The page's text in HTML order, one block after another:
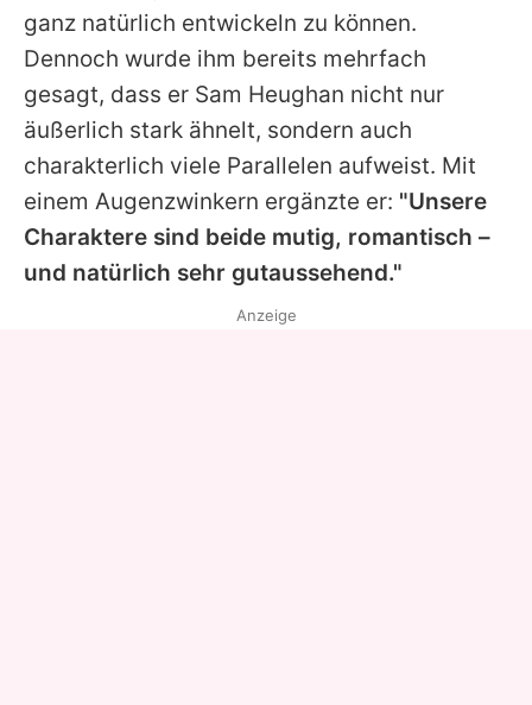
ganz natürlich entwickeln zu können.
Dennoch wurde ihm bereits mehrfach
gesagt, dass er Sam Heughan nicht nur
äußerlich stark ähnelt, sondern auch
charakterlich viele Parallelen aufweist. Mit
einem Augenzwinkern ergänzte er: "Unsere
Charaktere sind beide mutig, romantisch –
und natürlich sehr gutaussehend."
Anzeige